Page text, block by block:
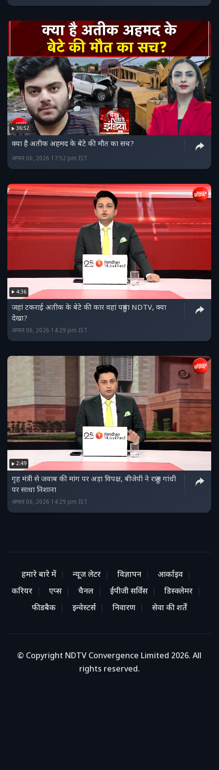
36:52
क्या है अतीक अहमद के बेटे की मौत का सच?
अगस्त 06, 2026 17:52 pm IST
4:36
जहां टकराई अतीक के बेटे की कार वहां पहुंचा NDTV, क्या
देखा?
अगस्त 06, 2026 14:29 pm IST
2:49
गृह मंत्री से जवाब की मांग पर अड़ा विपक्ष, बीजेपी ने राहुल गांधी
पर साधा निशाना
अगस्त 06, 2026 14:29 pm IST
हमारे बारे में न्यूज लेटर विज्ञापन
आर्काइव
करियर
एप्स चैनल ईपीजी सर्विस
डिस्क्लेमर
फीडबैक
इन्वेस्टर्स निवारण सेवा की शर्तें
© Copyright NDTV Convergence Limited 2026. All
rights reserved.